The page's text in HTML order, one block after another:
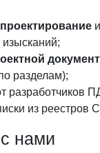
разделам);
разработчиков
из реестров
нами